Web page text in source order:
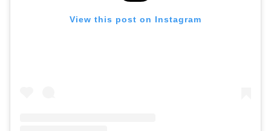
View this post on Instagram